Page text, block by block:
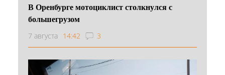
В Оренбурге мотоциклист столкнулся с
большегрузом
7 августа 14:42 3